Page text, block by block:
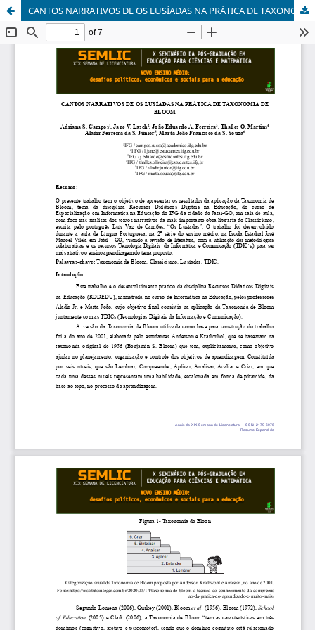
CANTOS NARRATIVOS DE OS LUSÍADAS NA PRÁTICA DE TAXONOMIA DE BLOOM